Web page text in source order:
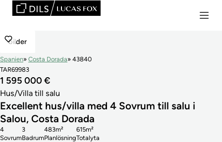
bilder
Spanien Costa Dorada
43840
TAR69983
1 595 000 €
Hus/Villa till salu
Excellent hus/villa med 4 Sovrum till salu i
Salou, Costa Dorada
Sovrum
4
Badrum
3
Planlösning
483m²
Totalyta
615m²